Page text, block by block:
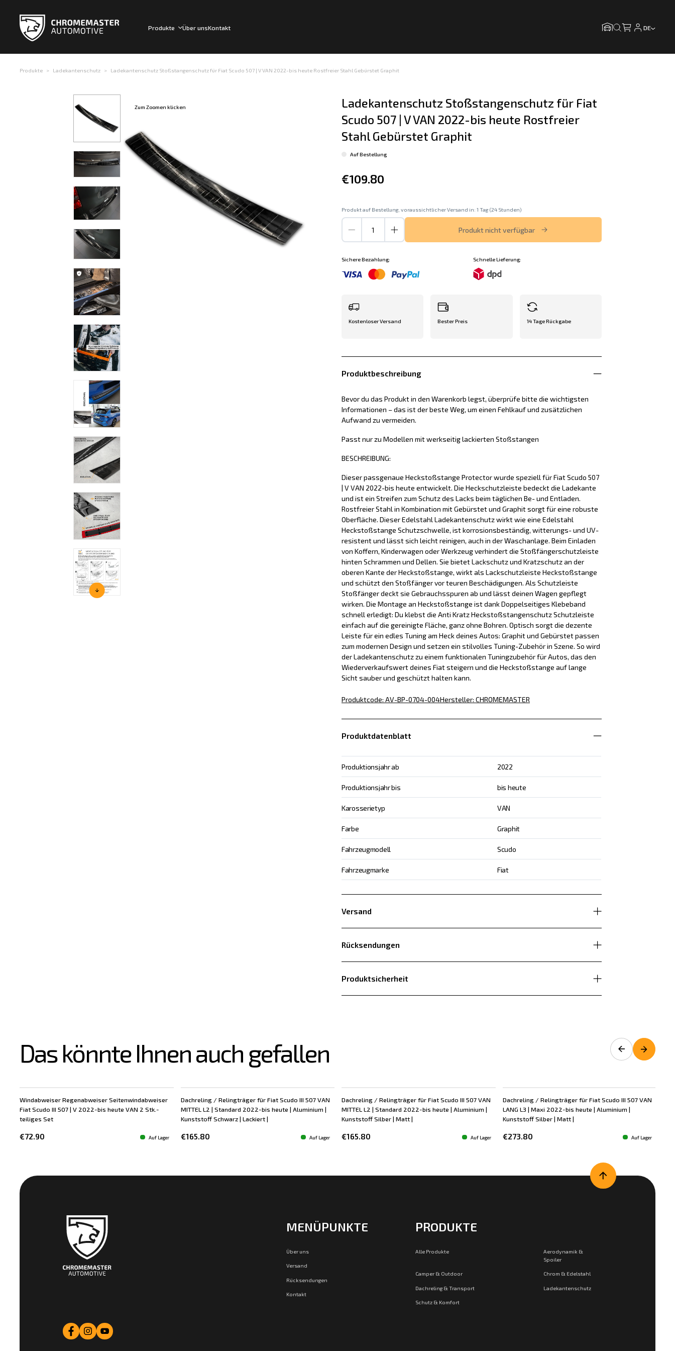
Produkte Über unsKontakt DE
Produkte Ladekantenschutz Ladekantenschutz Stoßstangenschutz für Fiat Scudo 507 | V VAN 2022-bis heute Rostfreier Stahl Gebürstet Graphit
Zum Zoomen klicken
Ladekantenschutz Stoßstangenschutz für Fiat
Scudo 507 | V VAN 2022-bis heute Rostfreier
Stahl Gebürstet Graphit
Auf Bestellung
€109.80
Produkt auf Bestellung, voraussichtlicher Versand in: 1 Tag (24 Stunden)
Produkt nicht verfügbar
Sichere Bezahlung: Schnelle Lieferung:
Kostenloser Versand Bester Preis 14 Tage Rückgabe
Produktbeschreibung
Bevor du das Produkt in den Warenkorb legst, überprüfe bitte die wichtigsten
Informationen – das ist der beste Weg, um einen Fehlkauf und zusätzlichen
Aufwand zu vermeiden.
Passt nur zu Modellen mit werkseitig lackierten Stoßstangen
BESCHREIBUNG:
Dieser passgenaue Heckstoßstange Protector wurde speziell für Fiat Scudo 507
| V VAN 2022-bis heute entwickelt. Die Heckschutzleiste bedeckt die Ladekante
und ist ein Streifen zum Schutz des Lacks beim täglichen Be- und Entladen.
Rostfreier Stahl in Kombination mit Gebürstet und Graphit sorgt für eine robuste
Oberfläche. Dieser Edelstahl Ladekantenschutz wirkt wie eine Edelstahl
Heckstoßstange Schutzschwelle, ist korrosionsbeständig, witterungs- und UV-
resistent und lässt sich leicht reinigen, auch in der Waschanlage. Beim Einladen
von Koffern, Kinderwagen oder Werkzeug verhindert die Stoßfängerschutzleiste
hinten Schrammen und Dellen. Sie bietet Lackschutz und Kratzschutz an der
oberen Kante der Heckstoßstange, wirkt als Lackschutzleiste Heckstoßstange
und schützt den Stoßfänger vor teuren Beschädigungen. Als Schutzleiste
Stoßfänger deckt sie Gebrauchsspuren ab und lässt deinen Wagen gepflegt
wirken. Die Montage an Heckstoßstange ist dank Doppelseitiges Klebeband
schnell erledigt: Du klebst die Anti Kratz Heckstoßstangenschutz Schutzleiste
einfach auf die gereinigte Fläche, ganz ohne Bohren. Optisch sorgt die dezente
Leiste für ein edles Tuning am Heck deines Autos: Graphit und Gebürstet passen
zum modernen Design und setzen ein stilvolles Tuning-Zubehör in Szene. So wird
der Ladekantenschutz zu einem funktionalen Tuningzubehör für Autos, das den
Wiederverkaufswert deines Fiat steigern und die Heckstoßstange auf lange
Sicht sauber und geschützt halten kann.
Produktcode: AV-BP-0704-004Hersteller: CHROMEMASTER
Produktdatenblatt
Produktionsjahr ab 2022
Produktionsjahr bis bis heute
Karosserietyp VAN
Farbe Graphit
Fahrzeugmodell Scudo
Fahrzeugmarke Fiat
Versand
Rücksendungen
Produktsicherheit
Das könnte Ihnen auch gefallen
Windabweiser Regenabweiser Seitenwindabweiser
Fiat Scudo III 507 | V 2022-bis heute VAN 2 Stk.-
teiliges Set
€72.90 Auf Lager
Dachreling / Relingträger für Fiat Scudo III 507 VAN
MITTEL L2 | Standard 2022-bis heute | Aluminium |
Kunststoff Schwarz | Lackiert |
€165.80 Auf Lager
Dachreling / Relingträger für Fiat Scudo III 507 VAN
MITTEL L2 | Standard 2022-bis heute | Aluminium |
Kunststoff Silber | Matt |
€165.80 Auf Lager
Dachreling / Relingträger für Fiat Scudo III 507 VAN
LANG L3 | Maxi 2022-bis heute | Aluminium |
Kunststoff Silber | Matt |
€273.80 Auf Lager
MENÜPUNKTE
Über uns
Versand
Rücksendungen
Kontakt
PRODUKTE
Alle Produkte
Aerodynamik &
Spoiler
Camper & Outdoor Chrom & Edelstahl
Dachreling & Transport Ladekantenschutz
Schutz & Komfort